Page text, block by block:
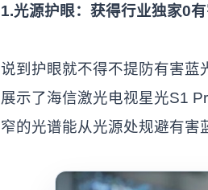
1.光源护眼：获得行业独家0
说到护眼就不得不提防有害蓝
展示了海信激光电视星光S1
窄的光谱能从光源处规避有害